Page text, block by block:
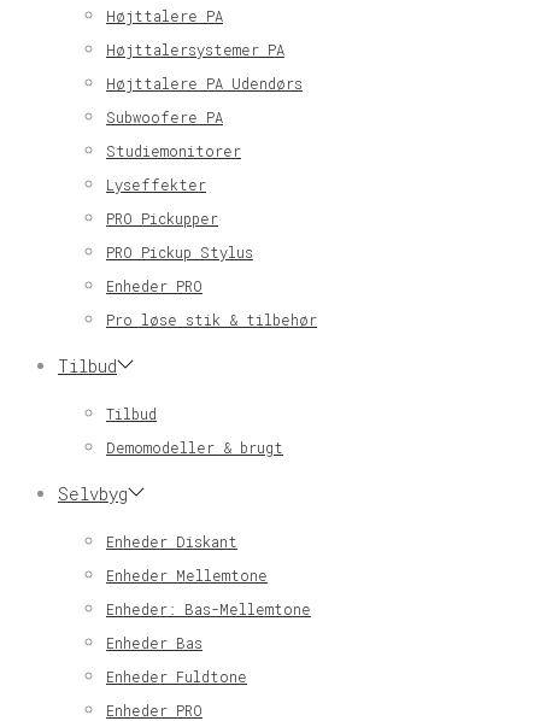
Højttalere PA
Højttalersystemer PA
Højttalere PA Udendørs
Subwoofere PA
Studiemonitorer
Lyseffekter
PRO Pickupper
PRO Pickup Stylus
Enheder PRO
Pro løse stik & tilbehør
Tilbud
Tilbud
Demomodeller & brugt
Selvbyg
Enheder Diskant
Enheder Mellemtone
Enheder: Bas-Mellemtone
Enheder Bas
Enheder Fuldtone
Enheder PRO